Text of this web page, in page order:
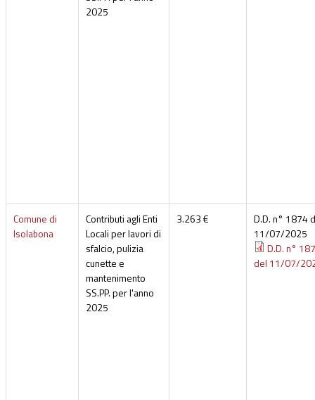
2025
Comune di
Isolabona
Contributi agli Enti
Locali per lavori di
sfalcio, pulizia
cunette e
mantenimento
SS.PP. per l'anno
2025
3.263 €
D.D. n° 1874
11/07/2025
D.D. n°
del 11/07/